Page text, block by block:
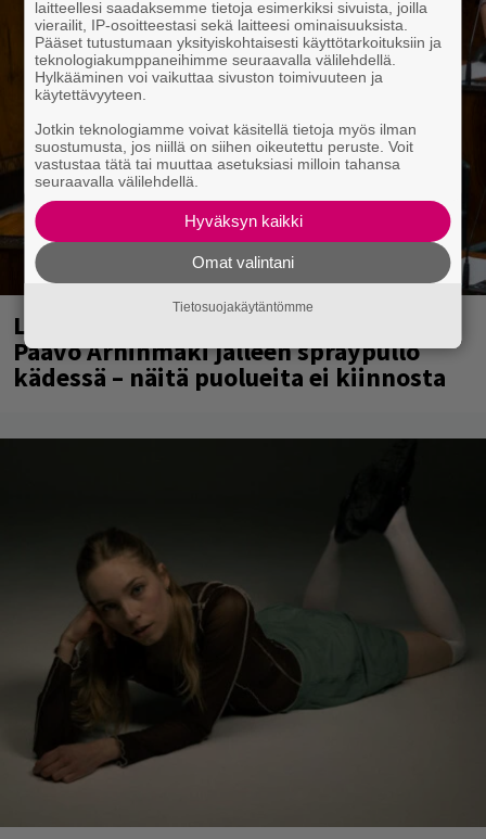
Laittomasta graffitista kiinni jäänyt
Paavo Arhinmäki jälleen spraypullo
kädessä – näitä puolueita ei kiinnosta
laitteellesi saadaksemme tietoja esimerkiksi sivuista, joilla
vierailit, IP-osoitteestasi sekä laitteesi ominaisuuksista.
Pääset tutustumaan yksityiskohtaisesti käyttötarkoituksiin ja
teknologiakumppaneihimme seuraavalla välilehdellä.
Hylkääminen voi vaikuttaa sivuston toimivuuteen ja
käytettävyyteen.
Jotkin teknologiamme voivat käsitellä tietoja myös ilman
suostumusta, jos niillä on siihen oikeutettu peruste. Voit
vastustaa tätä tai muuttaa asetuksiasi milloin tahansa
seuraavalla välilehdellä.
Hyväksyn kaikki
Omat valintani
Tietosuojakäytäntömme